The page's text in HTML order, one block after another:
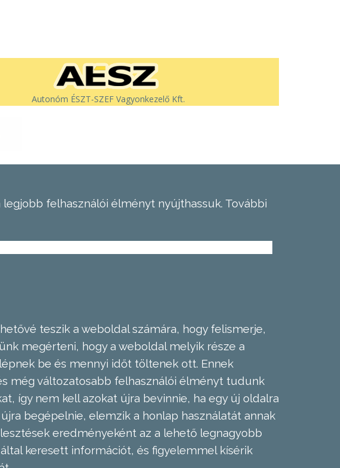
Autonóm ÉSZT-SZEF Vagyonkezelő Kft.
felhasználói élményt nyújthassuk. További
teszik a weboldal számára, hogy felismerje,
megérteni, hogy a weboldal melyik része a
be és mennyi időt töltenek ott. Ennek
még változatosabb felhasználói élményt tudunk
így nem kell azokat újra bevinnie, ha egy új oldalra
begépelnie, elemzik a honlap használatát annak
eredményeként az a lehető legnagyobb
keresett információt, és figyelemmel kísérik